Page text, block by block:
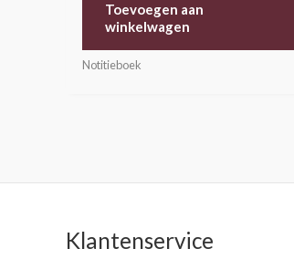
Toevoegen aan
winkelwagen
Notitieboek
Klantenservice